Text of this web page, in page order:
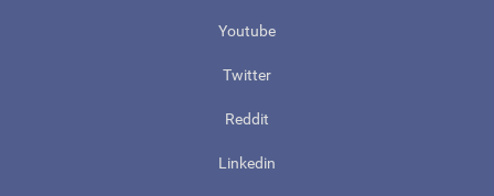
Youtube
Twitter
Reddit
Linkedin